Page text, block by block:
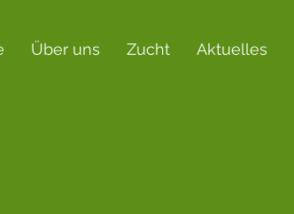
Über uns Zucht Aktuelles